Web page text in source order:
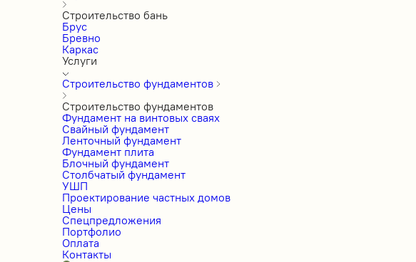
Строительство бань
Брус
Бревно
Каркас
Услуги
Строительство фундаментов
Строительство фундаментов
Фундамент на винтовых сваях
Свайный фундамент
Ленточный фундамент
Фундамент плита
Блочный фундамент
Столбчатый фундамент
УШП
Проектирование частных домов
Цены
Спецпредложения
Портфолио
Оплата
Контакты